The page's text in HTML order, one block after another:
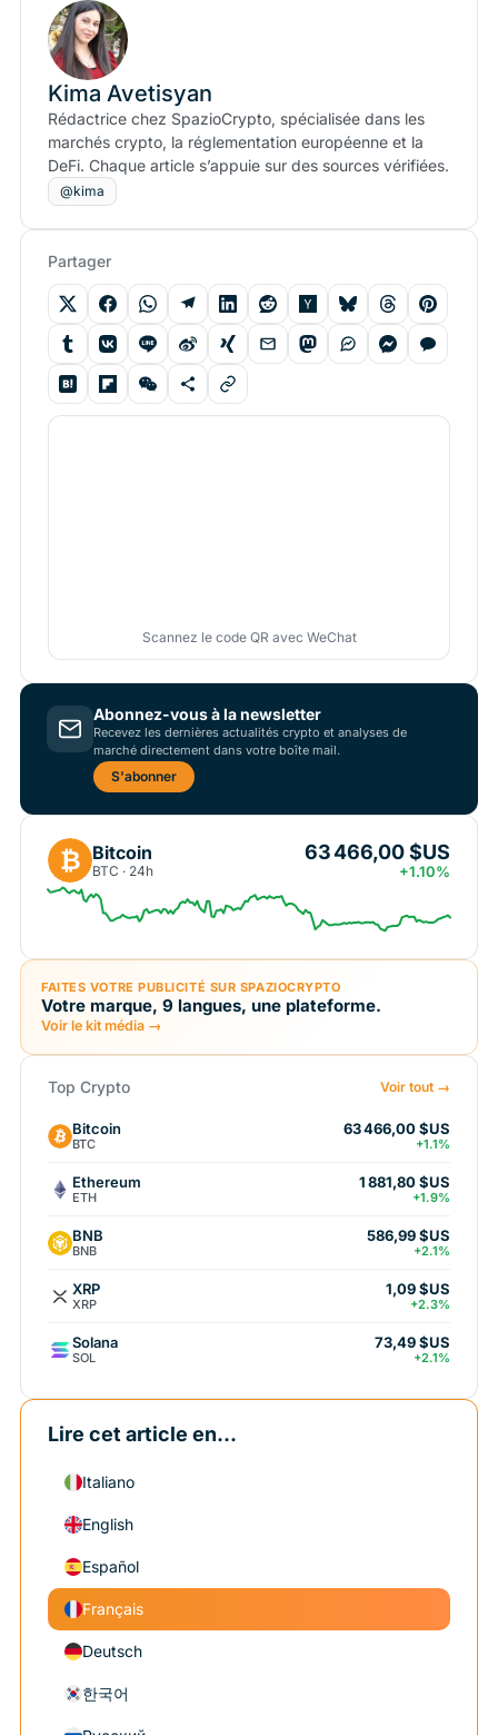
Kima Avetisyan
Rédactrice chez SpazioCrypto, spécialisée dans les
marchés crypto, la réglementation européenne et la
DeFi. Chaque article s’appuie sur des sources vérifiées.
@kima
Partager
Scannez le code QR avec WeChat
Abonnez-vous à la newsletter
Recevez les dernières actualités crypto et analyses de
marché directement dans votre boîte mail.
S'abonner
₿ Bitcoin
BTC · 24h
63 466,00 $US
+1.10%
FAITES VOTRE PUBLICITÉ SUR SPAZIOCRYPTO
Votre marque, 9 langues, une plateforme.
Voir le kit média →
Top Crypto Voir tout →
Bitcoin
BTC
63 466,00 $US
+1.1%
Ethereum
ETH
1 881,80 $US
+1.9%
BNB
BNB
586,99 $US
+2.1%
XRP
XRP
1,09 $US
+2.3%
Solana
SOL
73,49 $US
+2.1%
Lire cet article en...
Italiano
English
Español
Français
Deutsch
한국어